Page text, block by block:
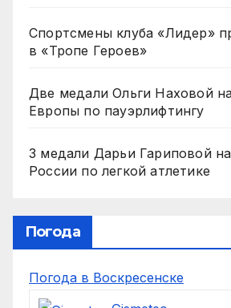
Спортсмены клуба «Лидер»
в «Тропе Героев»
Две медали Ольги Наховой
Европы по пауэрлифтингу
3 медали Дарьи Гариповой
России по легкой атлетике
Погода
Погода в Воскресенске